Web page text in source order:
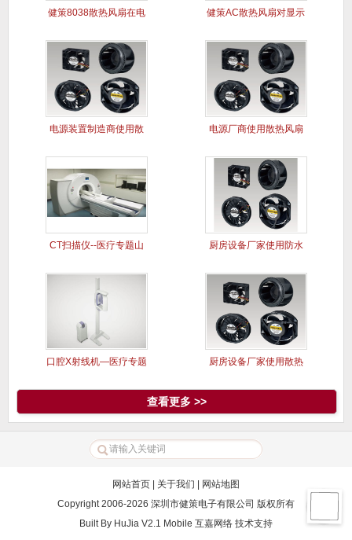
健策8038散热风扇在电 健策AC散热风扇对显示
电源装置制造商使用散 电源厂商使用散热风扇
CT扫描仪--医疗专题山 厨房设备厂家使用防水
口腔X射线机—医疗专题 厨房设备厂家使用散热
查看更多 >>
网站首页 | 关于我们 | 网站地图
Copyright 2006-2026 深圳市健策电子有限公司 版权所有
Built By HuJia V2.1 Mobile 互嘉网络 技术支持